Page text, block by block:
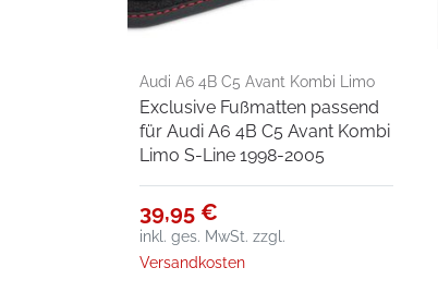
Audi A6 4B C5 Avant Kombi Limo
S-Line 1998-2005
Exclusive Fußmatten passend
für Audi A6 4B C5 Avant Kombi
Limo S-Line 1998-2005
39,95 €
inkl. ges. MwSt. zzgl.
Versandkosten